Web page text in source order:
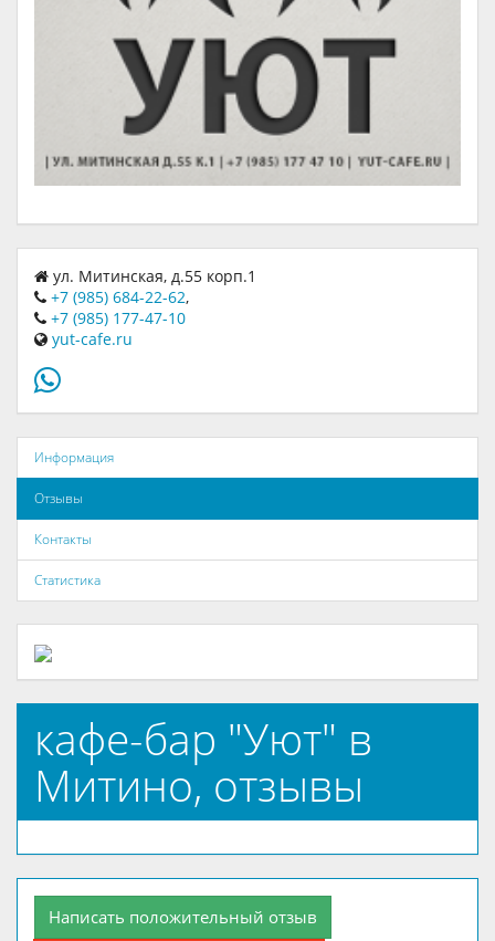
ул. Митинская, д.55 корп.1
+7 (985) 684-22-62,
+7 (985) 177-47-10
yut-cafe.ru
Информация
Отзывы
Контакты
Статистика
кафе-бар "Уют" в
Митино, отзывы
Написать положительный отзыв